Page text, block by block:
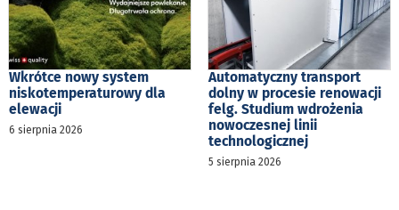
Wkrótce nowy system
niskotemperaturowy dla
elewacji
6 sierpnia 2026
Automatyczny transport
dolny w procesie renowacji
felg. Studium wdrożenia
nowoczesnej linii
technologicznej
5 sierpnia 2026